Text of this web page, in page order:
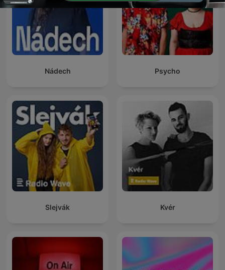
Nádech Psycho
Slejvák Kvér